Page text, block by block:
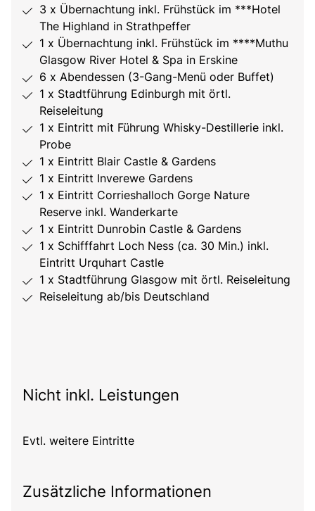
3 x Übernachtung inkl. Frühstück im ***Hotel
The Highland in Strathpeffer
1 x Übernachtung inkl. Frühstück im ****Muthu
Glasgow River Hotel & Spa in Erskine
6 x Abendessen (3-Gang-Menü oder Buffet)
1 x Stadtführung Edinburgh mit örtl.
Reiseleitung
1 x Eintritt mit Führung Whisky-Destillerie inkl.
Probe
1 x Eintritt Blair Castle & Gardens
1 x Eintritt Inverewe Gardens
1 x Eintritt Corrieshalloch Gorge Nature
Reserve inkl. Wanderkarte
1 x Eintritt Dunrobin Castle & Gardens
1 x Schifffahrt Loch Ness (ca. 30 Min.) inkl.
Eintritt Urquhart Castle
1 x Stadtführung Glasgow mit örtl. Reiseleitung
Reiseleitung ab/bis Deutschland
Nicht inkl. Leistungen
Evtl. weitere Eintritte
Zusätzliche Informationen